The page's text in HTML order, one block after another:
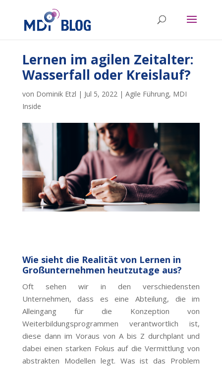
Lernen im agilen Zeitalter:
Wasserfall oder Kreislauf?
von Dominik Etzl | Jul 5, 2022| Agile Führung, MDI
Inside
Wie sieht die Realität von Lernen in
Großunternehmen heutzutage aus?
Oft sehen wir in den verschiedensten
Unternehmen, dass es eine Abteilung, die im
Alleingang für die Konzeption von
Weiterbildungsprogrammen verantwortlich ist,
diese dann im Voraus von A bis Z durchplant und
dabei einen starken Fokus auf die Vermittlung von
abstrakten Modellen legt. Was ist das Problem